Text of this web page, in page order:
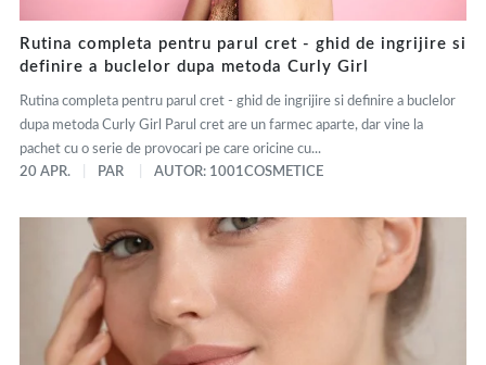
Rutina completa pentru parul cret - ghid de ingrijire si
definire a buclelor dupa metoda Curly Girl
Rutina completa pentru parul cret - ghid de ingrijire si definire a buclelor
dupa metoda Curly Girl Parul cret are un farmec aparte, dar vine la
pachet cu o serie de provocari pe care oricine cu...
20 APR.
PAR AUTOR: 1001COSMETICE